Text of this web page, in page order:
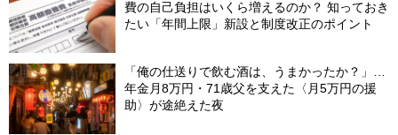
費の自己負担はいくら増えるのか？ 知っておき
たい「年間上限」新設と制度改正のポイント
「俺の仕送りで飲む酒は、うまかったか？」…
年金月8万円・71歳父を支えた〈月5万円の援
助〉が途絶えた夜